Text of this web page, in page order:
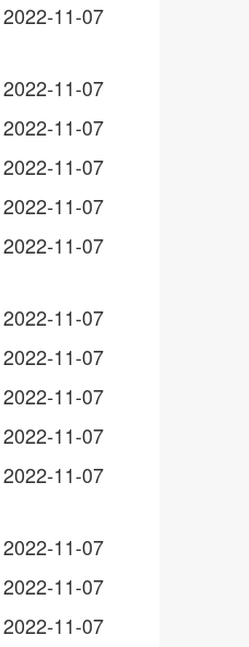
2022-11-07
2022-11-07
2022-11-07
2022-11-07
2022-11-07
2022-11-07
2022-11-07
2022-11-07
2022-11-07
2022-11-07
2022-11-07
2022-11-07
2022-11-07
2022-11-07